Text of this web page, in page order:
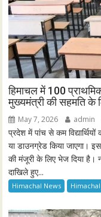
हिमाचल में 100
मुख्यमंत्री की सहमति के
May 7, 2026 admin
प्रदेश में पांच से कम
या डाउनग्रेड किया जाएगा।
की मंजूरी के लिए भेज दिया है।
दाखिले हुए...
Himachal News